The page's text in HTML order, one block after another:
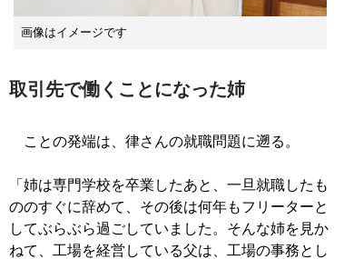
画像はイメージです
取引先で働くことになった姉
ことの発端は、律さんの就職問題に遡る。
「姉は専門学校を卒業したあと、一旦就職したも
ののすぐに辞めて、その後は何年もフリーターと
してぶらぶら過ごしていました。そんな姉を見か
ねて、工場を経営している父は、工場の事務とし